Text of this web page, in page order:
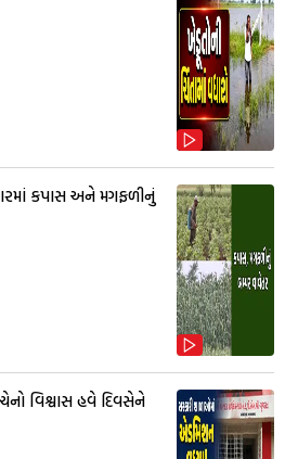
કપાસ અને મગફળીનું
વિશ્વાસ હવે દિવસેને